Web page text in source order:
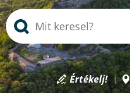
Értékelj!